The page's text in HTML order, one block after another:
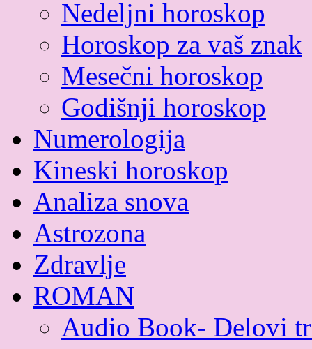
Nedeljni horoskop
Horoskop za vaš znak
Mesečni horoskop
Godišnji horoskop
Numerologija
Kineski horoskop
Analiza snova
Astrozona
Zdravlje
ROMAN
Audio Book- Delovi